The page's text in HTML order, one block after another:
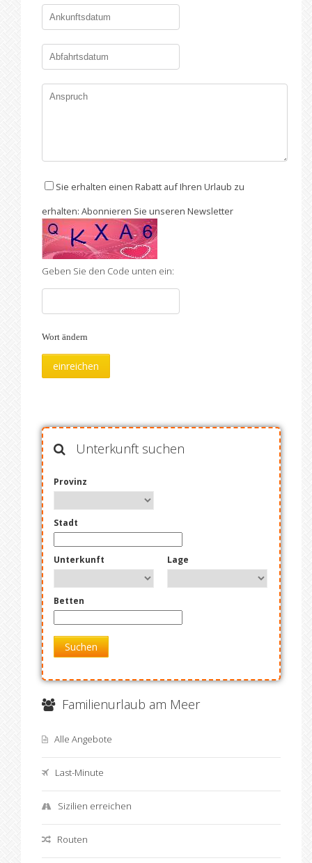
Sie erhalten einen Rabatt auf Ihren Urlaub zu
erhalten: Abonnieren Sie unseren Newsletter
Geben Sie den Code unten ein:
Wort ändern
Unterkunft suchen
Provinz
Stadt
Unterkunft Lage
Betten
Suchen
Familienurlaub am Meer
Alle Angebote
Last-Minute
Sizilien erreichen
Routen